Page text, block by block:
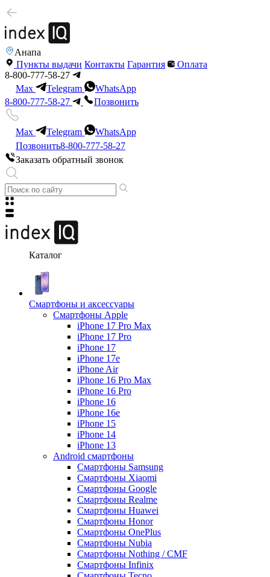
Анапа
Пункты выдачи Контакты Гарантия
Оплата
8-800-777-58-27
Max
Telegram
WhatsApp
8-800-777-58-27
Позвонить
Max Telegram
WhatsApp
Позвонить8-800-777-58-27
Заказать обратный звонок
Каталог
Смартфоны и аксессуары
Смартфоны Apple
iPhone 17 Pro Max
iPhone 17 Pro
iPhone 17
iPhone 17e
iPhone Air
iPhone 16 Pro Max
iPhone 16 Pro
iPhone 16
iPhone 16e
iPhone 15
iPhone 14
iPhone 13
Android cмартфоны
Смартфоны Samsung
Смартфоны Xiaomi
Смартфоны Google
Смартфоны Realme
Смартфоны Huawei
Смартфоны Honor
Смартфоны OnePlus
Смартфоны Nubia
Смартфоны Nothing / CMF
Смартфоны Infinix